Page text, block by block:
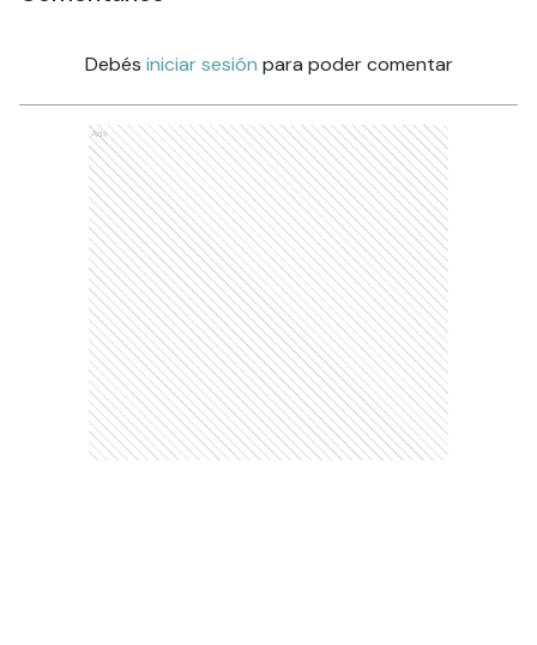
Debés iniciar sesión para poder comentar
Ads